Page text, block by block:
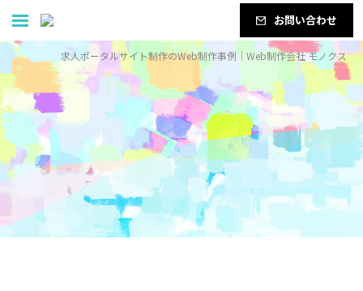
お問い合わせ
求人ポータルサイト制作のWeb制作事例｜Web制作会社 モノクス